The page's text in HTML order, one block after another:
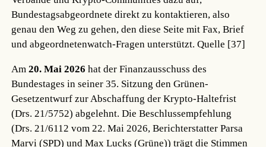
Bundestagsabgeordnete direkt zu kontaktieren, also
genau den Weg zu gehen, den diese Seite mit Fax, Brief
und abgeordnetenwatch-Fragen unterstützt.Quelle [37]
Am20. Mai 2026 hat der Finanzausschuss des
Bundestages in seiner 35. Sitzung den Grünen-
Gesetzentwurf zur Abschaffung der Krypto-Haltefrist
(Drs. 21/5752) abgelehnt. Die Beschlussempfehlung
(Drs. 21/6112 vom 22. Mai 2026, Berichterstatter Parsa
Marvi (SPD) und Max Lucks (Grüne)) trägt die Stimmen